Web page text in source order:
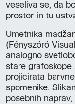
veseliva se, da
prostor in tu
Umetnika
(Fényszóró
analogno
stare grafoskope
projicirata
spomenike.
posebnih